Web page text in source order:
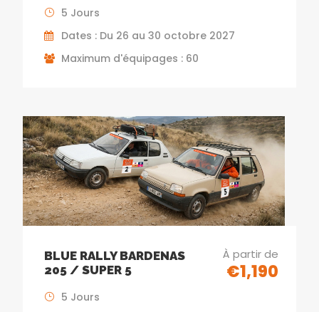
5 Jours
Dates : Du 26 au 30 octobre 2027
Maximum d'équipages : 60
BLUE RALLY BARDENAS
205 / SUPER 5
À partir de
€1,190
5 Jours